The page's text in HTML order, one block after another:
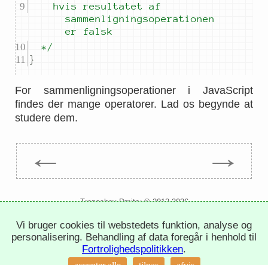
		hvis resultatet af
sammenligningsoperationen
er falsk
	*/
}
For sammenligningsoperationer i JavaScript
findes der mange operatorer. Lad os begynde at
studere dem.
← →
Trepachev Dmitry © 2012-2026
fortrolighedspolitik indstil cookies
Vi bruger cookies til webstedets funktion, analyse og
personalisering. Behandling af data foregår i henhold til
Fortrolighedspolitikken.